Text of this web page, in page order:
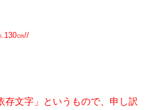
㎝//
文字」というもので、申し訳